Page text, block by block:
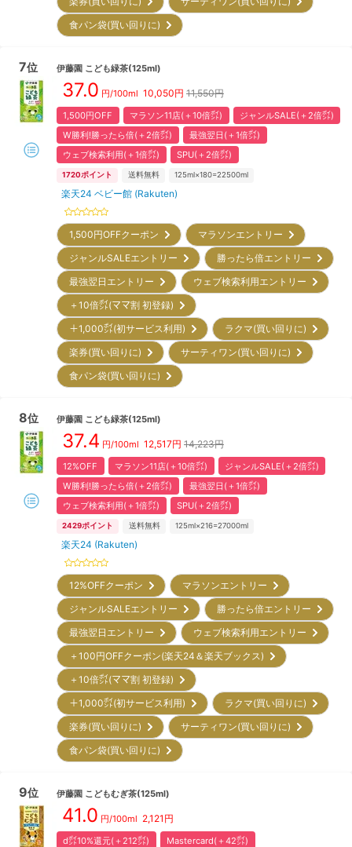
食パン袋(買い回りに)
7位 伊藤園 こども緑茶(125ml)
37.0 円/100ml 10,050円 11,550円
1,500円OFF マラソン11店(＋10倍㌽)
ジャンルSALE(＋2倍㌽)
W勝利!勝ったら倍(＋2倍㌽)
最強翌日(＋1倍㌽)
ウェブ検索利用(＋1倍㌽)
SPU(＋2倍㌽)
1720ポイント 送料無料 125ml×180=22500ml
楽天24 ベビー館 (Rakuten)
1,500円OFFクーポン
マラソンエントリー
ジャンルSALEエントリー
勝ったら倍エントリー
最強翌日エントリー
ウェブ検索利用エントリー
＋10倍㌽(ママ割 初登録)
＋1,000㌽(初サービス利用)
ラクマ(買い回りに)
楽券(買い回りに)
サーティワン(買い回りに)
食パン袋(買い回りに)
8位 伊藤園 こども緑茶(125ml)
37.4 円/100ml 12,517円 14,223円
12%OFF マラソン11店(＋10倍㌽)
ジャンルSALE(＋2倍㌽)
W勝利!勝ったら倍(＋2倍㌽)
最強翌日(＋1倍㌽)
ウェブ検索利用(＋1倍㌽)
SPU(＋2倍㌽)
2429ポイント 送料無料 125ml×216=27000ml
楽天24 (Rakuten)
12%OFFクーポン
マラソンエントリー
ジャンルSALEエントリー
勝ったら倍エントリー
最強翌日エントリー
ウェブ検索利用エントリー
＋100円OFFクーポン(楽天24＆楽天ブックス)
＋10倍㌽(ママ割 初登録)
＋1,000㌽(初サービス利用)
ラクマ(買い回りに)
楽券(買い回りに)
サーティワン(買い回りに)
食パン袋(買い回りに)
9位 伊藤園 こどもむぎ茶(125ml)
41.0 円/100ml 2,121 円
d㌽10%還元(＋212㌽) Mastercard(＋42㌽)